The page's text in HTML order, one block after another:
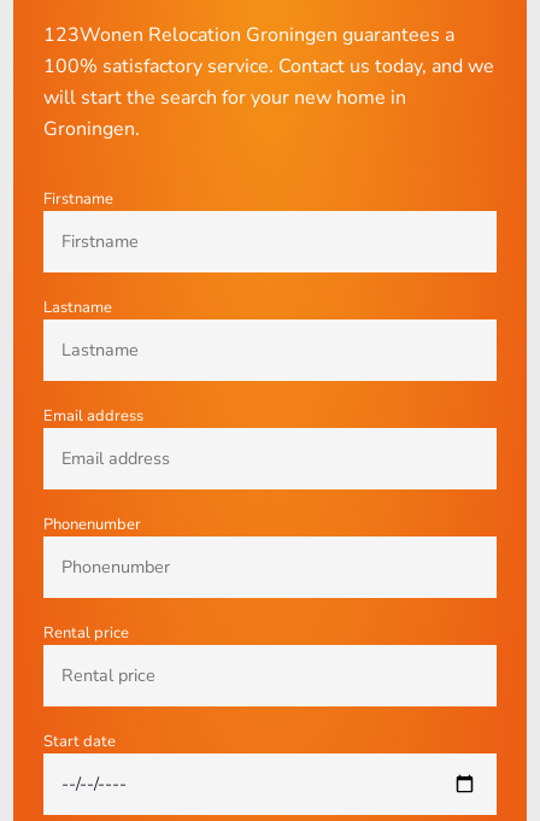
123Wonen Relocation Groningen guarantees a
100% satisfactory service. Contact us today, and we
will start the search for your new home in
Groningen.
Firstname
Lastname
Email address
Phonenumber
Rental price
Start date